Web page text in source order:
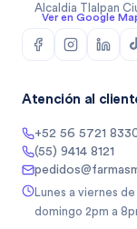
Alcaldia Tlalpan
Ver en Google
Atención al
+52 56 5721
(55) 9414 8121
Lunes a viernes
domingo 2pm a